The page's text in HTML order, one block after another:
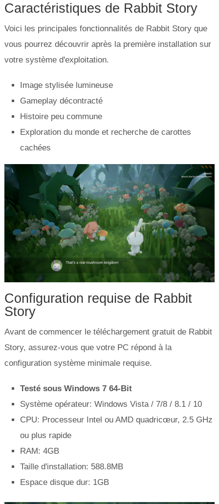
Caractéristiques de Rabbit Story
Voici les principales fonctionnalités de Rabbit Story que
vous pourrez découvrir après la première installation sur
votre système d'exploitation.
Image stylisée lumineuse
Gameplay décontracté
Histoire peu commune
Exploration du monde et recherche de carottes
cachées
Configuration requise de Rabbit
Story
Avant de commencer le téléchargement gratuit de Rabbit
Story, assurez-vous que votre PC répond à la
configuration système minimale requise.
Testé sous Windows 7 64-Bit
Système opérateur: Windows Vista / 7/8 / 8.1 / 10
CPU: Processeur Intel ou AMD quadricœur, 2.5 GHz
ou plus rapide
RAM: 4GB
Taille d'installation: 588.8MB
Espace disque dur: 1GB